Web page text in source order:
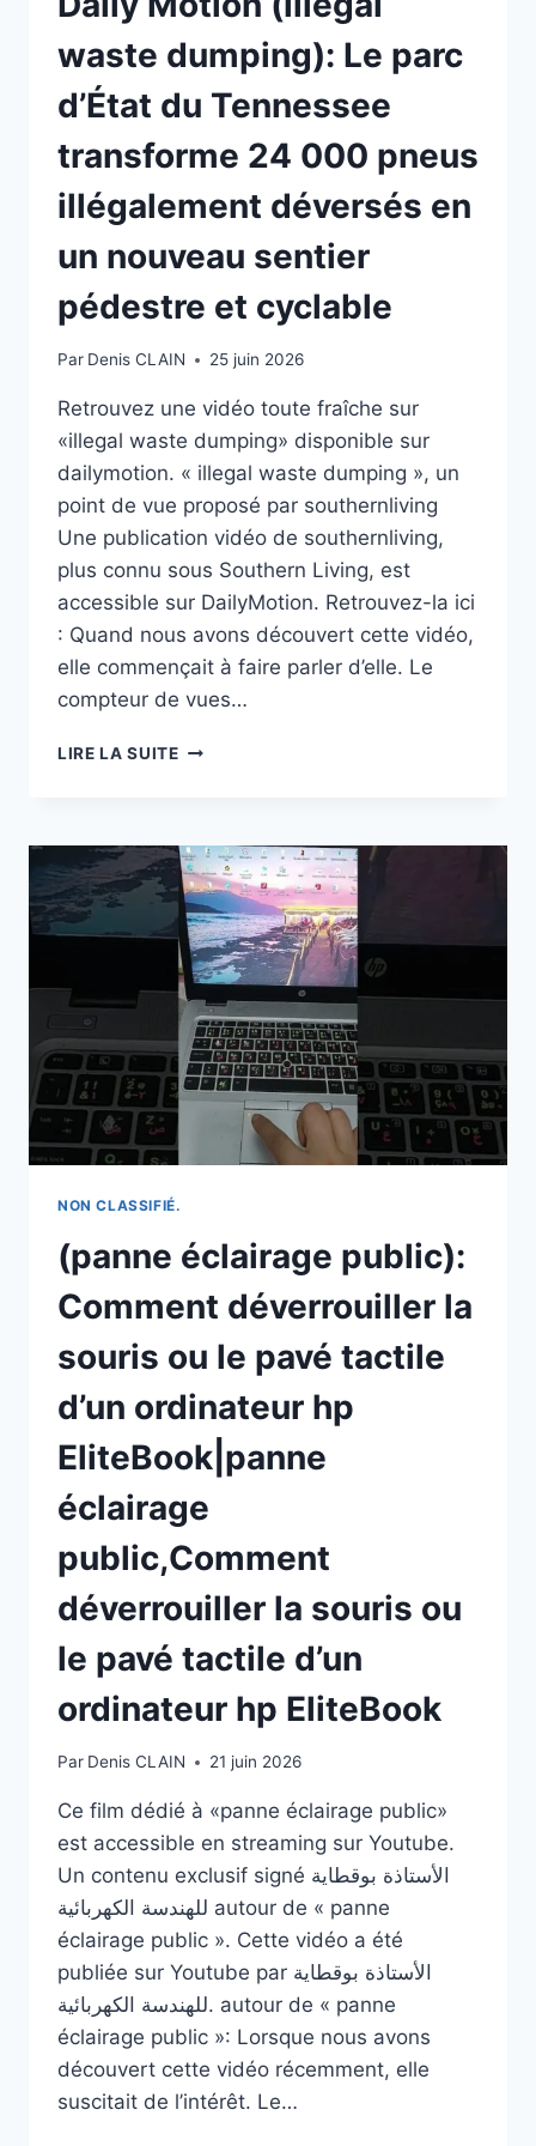
waste dumping): Le parc
d’État du Tennessee
transforme 24 000 pneus
illégalement déversés en
un nouveau sentier
pédestre et cyclable
Par Denis CLAIN 25 juin 2026
Retrouvez une vidéo toute fraîche sur
«illegal waste dumping» disponible sur
dailymotion. « illegal waste dumping », un
point de vue proposé par southernliving
Une publication vidéo de southernliving,
plus connu sous Southern Living, est
accessible sur DailyMotion. Retrouvez-la ici
: Quand nous avons découvert cette vidéo,
elle commençait à faire parler d’elle. Le
compteur de vues…
LIRE LA SUITEDAILY
DUMPING):
LE
PARC
D’ÉTAT
DU
TENNESSEE
TRANSFORME
24
000
PNEUS
ILLÉGALEMENT
DÉVERSÉS
EN
PÉDESTRE
ET
CYCLABLE
NON CLASSIFIÉ.
(panne éclairage public):
Comment déverrouiller la
souris ou le pavé tactile
d’un ordinateur hp
EliteBook|panne
éclairage
public,Comment
déverrouiller la souris ou
le pavé tactile d’un
ordinateur hp EliteBook
Par Denis CLAIN 21 juin 2026
Ce film dédié à «panne éclairage public»
est accessible en streaming sur Youtube.
Un contenu exclusif signé الأستاذة بوقطاية
للهندسة الكهربائية autour de « panne
éclairage public ». Cette vidéo a été
publiée sur Youtube par الأستاذة بوقطاية
للهندسة الكهربائية. autour de « panne
éclairage public »: Lorsque nous avons
découvert cette vidéo récemment, elle
suscitait de l’intérêt. Le…